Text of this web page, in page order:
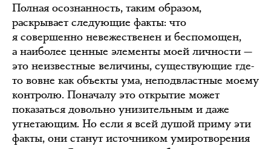
Полная осознанность, таким образом,
раскрывает следующие факты: что
я совершенно невежественен и беспомощен,
а наиболее ценные элементы моей личности —
это неизвестные величины, существующие где-
то вовне как объекты ума, неподвластные моему
контролю. Поначалу это открытие может
показаться довольно унизительным и даже
угнетающим. Но если я всей душой приму эти
факты, они станут источником умиротворения